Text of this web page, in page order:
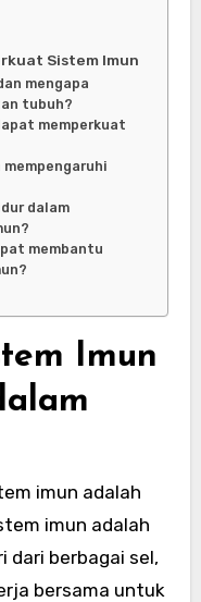
Sistem Imun
mengapa
tubuh?
memperkuat
mempengaruhi
dalam
membantu
Imun
imun adalah
imun adalah
dari berbagai sel,
bersama untuk